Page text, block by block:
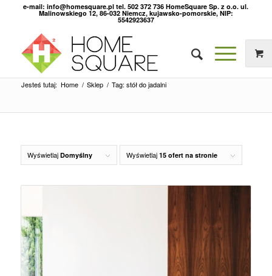
e-mail: info@homesquare.pl tel. 502 372 736 HomeSquare Sp. z o.o. ul.
Malinowskiego 12, 86-032 Niemcz, kujawsko-pomorskie, NIP:
5542923637
Jesteś tutaj: Home / Sklep / Tag: stół do jadalni
Wyświetlaj Domyślny Wyświetlaj 15 ofert na stronie